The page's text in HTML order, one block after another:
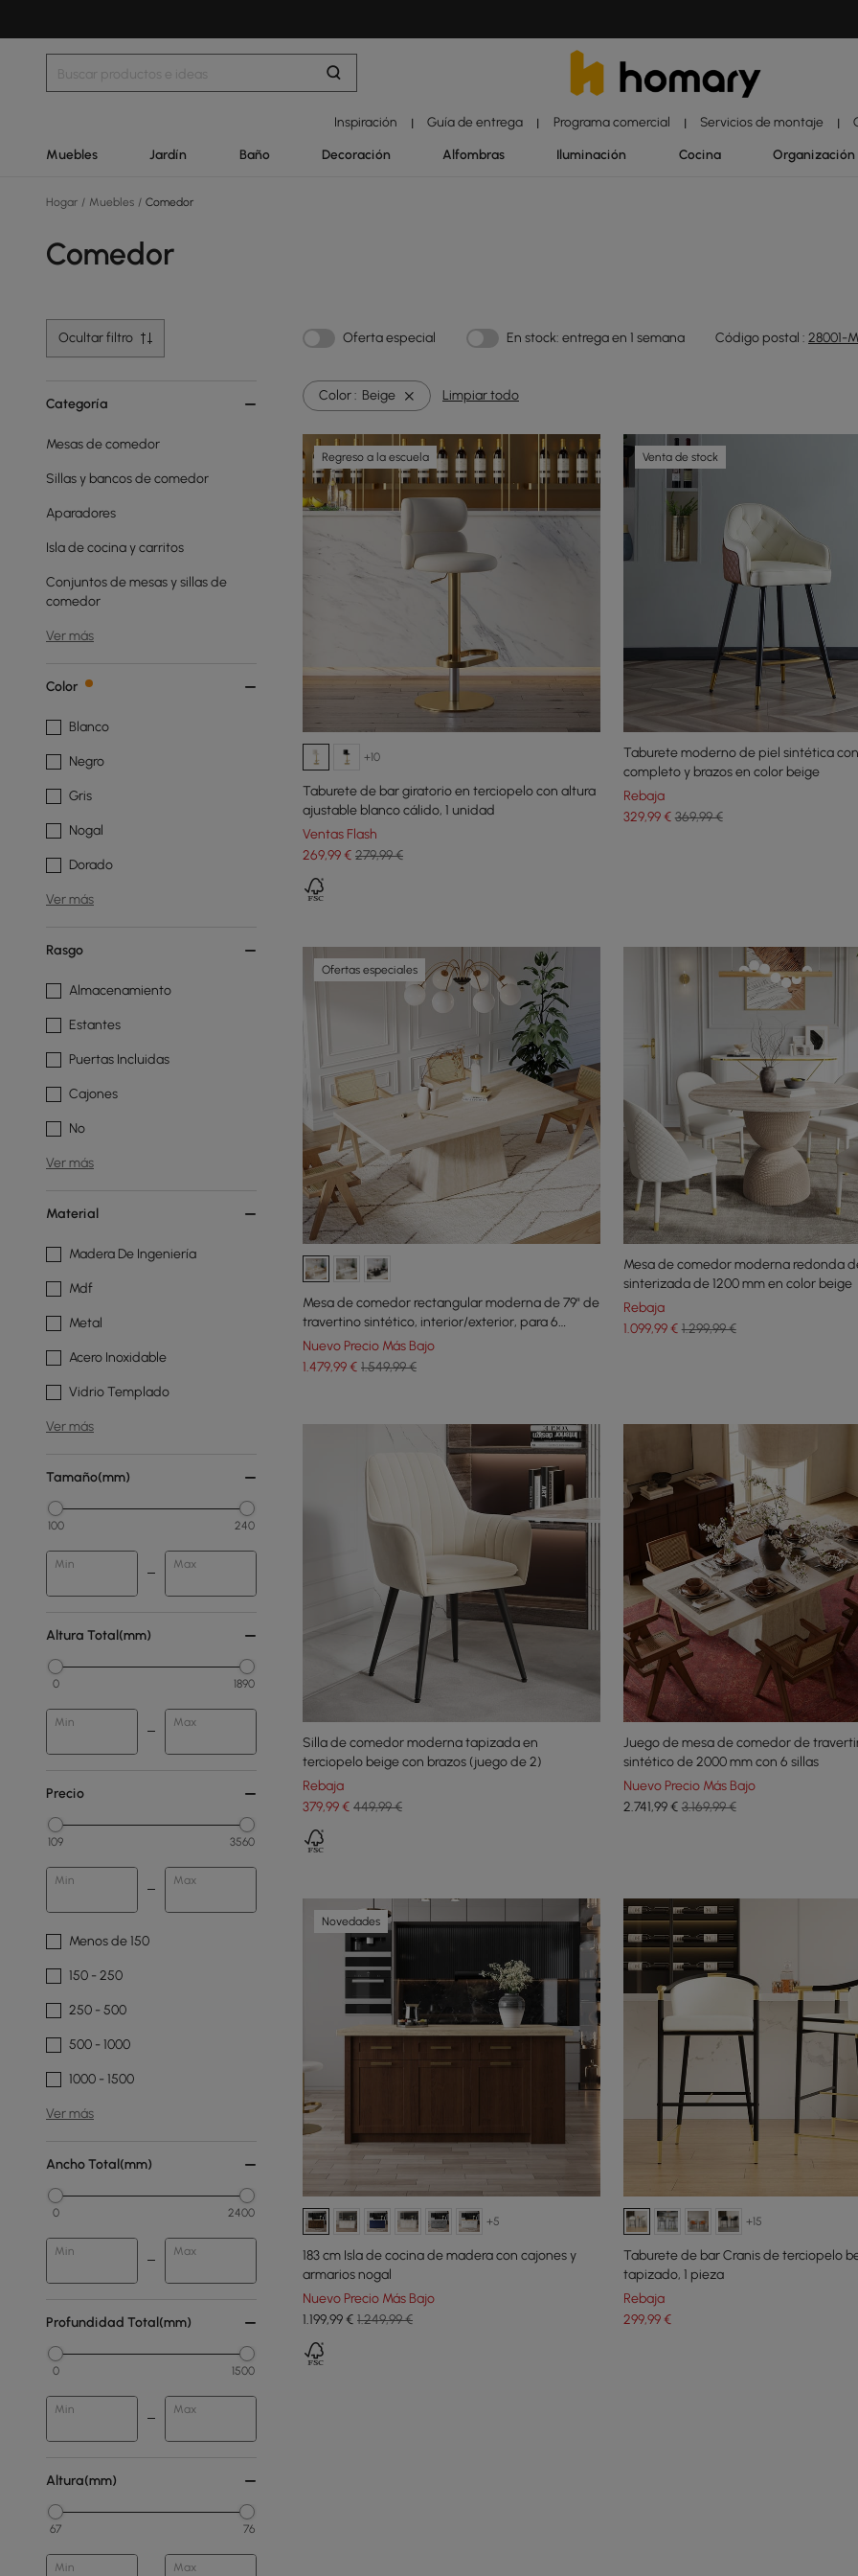
Inspiración | Guía de entrega | Programa comercial | Servicios de montaje |
Muebles Jardín Baño Decoración Alfombras Iluminación Cocina Organización
Hogar / Muebles / Comedor
Comedor
Ocultar filtro Oferta especial En stock: entrega en 1 semana Código postal : 28001-
Categoría
Mesas de comedor
Sillas y bancos de comedor
Aparadores
Isla de cocina y carritos
Conjuntos de mesas y sillas de
comedor
Ver más
Color
Blanco
Negro
Gris
Nogal
Dorado
Ver más
Rasgo
Almacenamiento
Estantes
Puertas Incluidas
Cajones
No
Ver más
Material
Madera De Ingeniería
Mdf
Metal
Acero Inoxidable
Vidrio Templado
Ver más
Tamaño(mm)
100 240
Min Max
Altura Total(mm)
0 1890
Min Max
Precio
109 3560
Min Max
Menos de 150
150 - 250
250 - 500
500 - 1000
1000 - 1500
Ver más
Ancho Total(mm)
0 2400
Min Max
Profundidad Total(mm)
0 1500
Min Max
Altura(mm)
67 76
Min Max
Color : Beige Limpiar todo
Regreso a la escuela
+10
Taburete de bar giratorio en terciopelo con altura
ajustable blanco cálido, 1 unidad
Ventas Flash
269,99€ 279,99 €
Venta de stock
Taburete moderno de piel sintética
completo y brazos en color beige
Rebaja
329,99€ 369,99 €
Ofertas especiales
Mesa de comedor rectangular moderna de 79" de
travertino sintético, interior/exterior, para 6
personas
Nuevo Precio Más Bajo
1.479,99€ 1.549,99 €
Mesa de comedor moderna redonda
sinterizada de 1200 mm en color beige
Rebaja
1.099,99€ 1.299,99 €
Silla de comedor moderna tapizada en
terciopelo beige con brazos (juego de 2)
Rebaja
379,99€ 449,99 €
Juego de mesa de comedor de
sintético de 2000 mm con 6 sillas
Nuevo Precio Más Bajo
2.741,99€ 3.169,99 €
Novedades
+5
183 cm Isla de cocina de madera con cajones y
armarios nogal
Nuevo Precio Más Bajo
1.199,99€ 1.249,99 €
+15
Taburete de bar Cranis de terciopelo
tapizado, 1 pieza
Rebaja
299,99€